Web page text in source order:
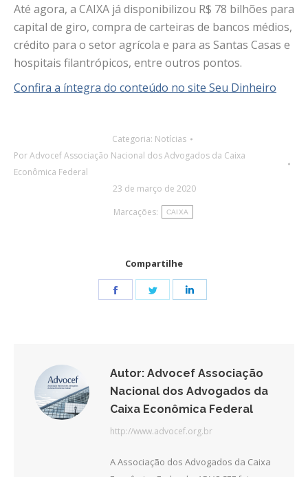
Até agora, a CAIXA já disponibilizou R$ 78 bilhões para
capital de giro, compra de carteiras de bancos médios,
crédito para o setor agrícola e para as Santas Casas e
hospitais filantrópicos, entre outros pontos.
Confira a íntegra do conteúdo no site Seu Dinheiro
Categoria: Notícias
PorAdvocef Associação Nacional dos Advogados da Caixa
Econômica Federal
23 de março de 2020
Marcações:
CAIXA
Compartilhe
Share
Share
Autor: Advocef Associação
Nacional dos Advogados da
Caixa Econômica Federal
http://www.advocef.org.br
A Associação dos Advogados da Caixa